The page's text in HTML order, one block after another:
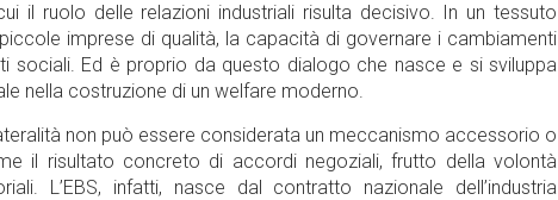
il ruolo delle relazioni industriali risulta decisivo. In un tessuto
imprese di qualità, la capacità di governare i cambiamenti
sociali. Ed è proprio da questo dialogo che nasce e si sviluppa
nella costruzione di un welfare moderno.
non può essere considerata un meccanismo accessorio o
il risultato concreto di accordi negoziali, frutto della volontà
L’EBS, infatti, nasce dal contratto nazionale dell’industria